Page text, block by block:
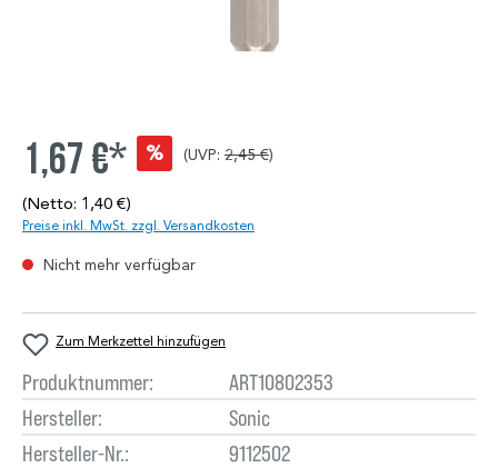
1,67 €* % (UVP: 2,45 €)
(Netto: 1,40 €)
Preise inkl. MwSt. zzgl. Versandkosten
Nicht mehr verfügbar
Zum Merkzettel hinzufügen
Produktnummer:
ART10802353
Hersteller:
Sonic
Hersteller-Nr.:
9112502